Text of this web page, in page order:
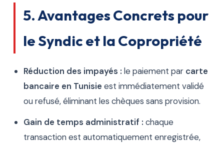
5. Avantages Concrets pour
le Syndic et la Copropriété
Réduction des impayés : le paiement par carte
bancaire en Tunisie est immédiatement validé
ou refusé, éliminant les chèques sans provision.
Gain de temps administratif : chaque
transaction est automatiquement enregistrée,